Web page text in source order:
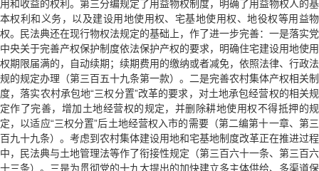
用和收益的权利。第三分编规定了用益物权制度，明确了用益物权人的基
本权利和义务，以及建设用地使用权、宅基地使用权、地役权等用益物
权。民法典还在现行物权法规定的基础上，作了进一步完善：一是落实党
中央关于完善产权保护制度依法保护产权的要求，明确住宅建设用地使用
权期限届满的，自动续期；续期费用的缴纳或者减免，依照法律、行政法
规的规定办理（第三百五十九条第一款）。二是完善农村集体产权相关制
度，落实农村承包地“三权分置”改革的要求，对土地承包经营权的相关规
定作了完善，增加土地经营权的规定，并删除耕地使用权不得抵押的规
定，以适应“三权分置”后土地经营权入市的需要（第二编第十一章、第三
百九十九条）。考虑到农村集体建设用地和宅基地制度改革正在推进过程
中，民法典与土地管理法等作了衔接性规定（第三百六十一条、第三百六
十三条）。三是为贯彻党的十九大提出的加快建立多主体供给、多渠道保